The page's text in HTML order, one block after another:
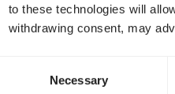
to these technologies will
withdrawing consent, may
Necessary
Glasgow LBA4 Doncaster